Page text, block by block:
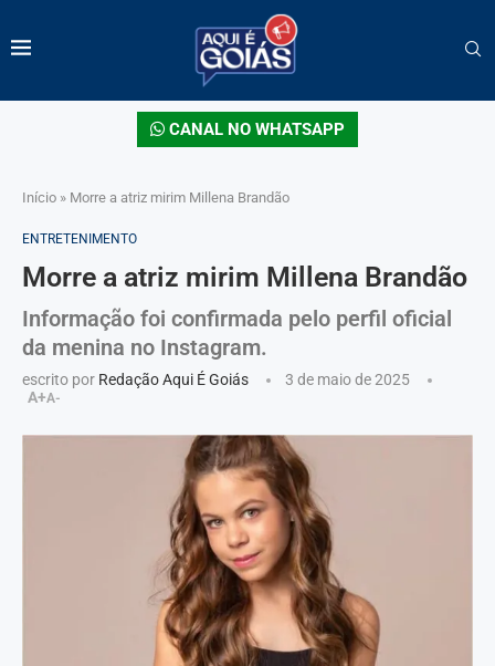
CANAL NO WHATSAPP
Início » Morre a atriz mirim Millena Brandão
ENTRETENIMENTO
Morre a atriz mirim Millena Brandão
Informação foi confirmada pelo perfil oficial
da menina no Instagram.
escrito por Redação Aqui É Goiás
3 de maio de 2025
A+A-